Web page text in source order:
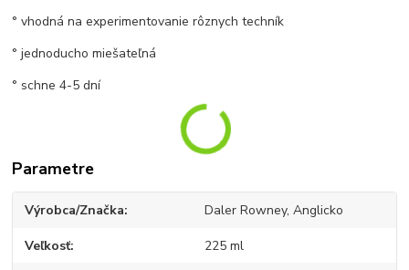
° vhodná na experimentovanie rôznych techník
° jednoducho miešateľná
° schne 4-5 dní
Parametre
Výrobca/Značka Daler Rowney, Anglicko
Veľkosť 225 ml